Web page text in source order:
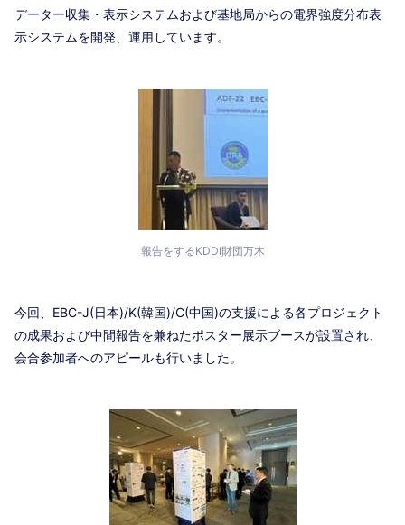
データー収集・表示システムおよび基地局からの電界強度分布表
示システムを開発、運用しています。
報告をするKDDI財団万木
今回、EBC-J(日本)/K(韓国)/C(中国)の支援による各プロジェクト
の成果および中間報告を兼ねたポスター展示ブースが設置され、
会合参加者へのアピールも行いました。